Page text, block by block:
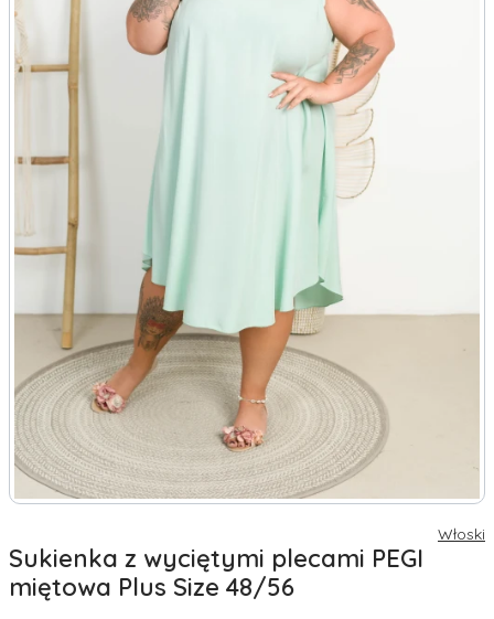
Włoski
Sukienka z wyciętymi plecami PEGI
miętowa Plus Size 48/56